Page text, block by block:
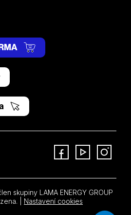
skupiny LAMA ENERGY GROUP
| Nastavení cookies